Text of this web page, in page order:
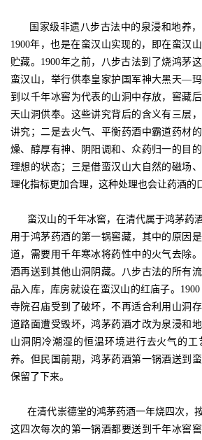
国家级非遗八步古法中的泉浸和地养，
1900年，也是在蛮汉山实现的，即在蛮汉
贮藏。1900年之前，八步古法到了烧鸿茅
蛮汉山，举行供奉皇家护国军神大黑天—
到以千年冰窖为代表的山洞中存放，窖藏
天山洞供奉。这些讲究背后的含义有三层
讲究；二是去火气、平衡药酒中霸道药材
燥、醇厚有神、阴阳调和、众药归一的目
理想的状态；三是借蛮汉山大自然的磁场
理化指标更加合理，这种处理也会让药酒的
蛮汉山的千年冰窖，在清代属于鸿茅药
用于鸿茅药酒的第一锅窖藏，其中的原因
道，需要用千年寒冰将药性中的火气去除
酒再送到其他山洞阴藏。八步古法的所有
品入库，库房就设在蛮汉山的红庙子。
寺院召庙受到了破坏，不再适合利用山洞
道路面遭受毁坏，鸿茅药酒才改为泉浸和
山洞阴冷潮湿的恒温环境进行去火气的
养。但民国前期，鸿茅药酒第一锅酒送到
保留了下来。
在清代崇德堂的鸿茅药酒一年烧四次，按
这四次每次的第一锅酒都要送到千年冰窖